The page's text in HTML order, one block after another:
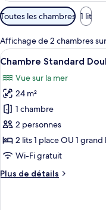
Filtres
disponibles
pour
les
chambres
Toutes les chambres 1 lit
Affichage de 2 chambres
Afficher
toutes
les
photos
pour
ce
type
de
chambre :
Chambre
15
Chambre Standard
Vue sur la mer
24 m²
1 chambre
2 personnes
2 lits 1 place OU 1 grand
Wi-Fi gratuit
Plus de détails
Plus